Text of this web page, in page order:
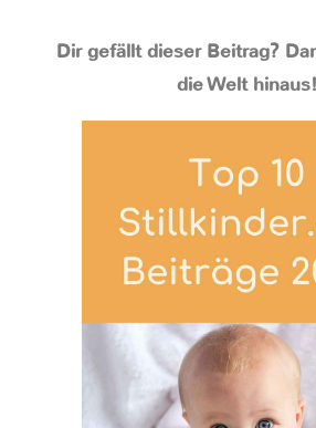
Dir gefällt dieser Beitrag?
die Welt hinaus!